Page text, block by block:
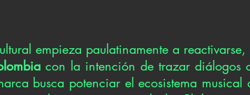
empieza paulatinamente a reactivarse,
con la intención de trazar diálogos
busca potenciar el ecosistema musical